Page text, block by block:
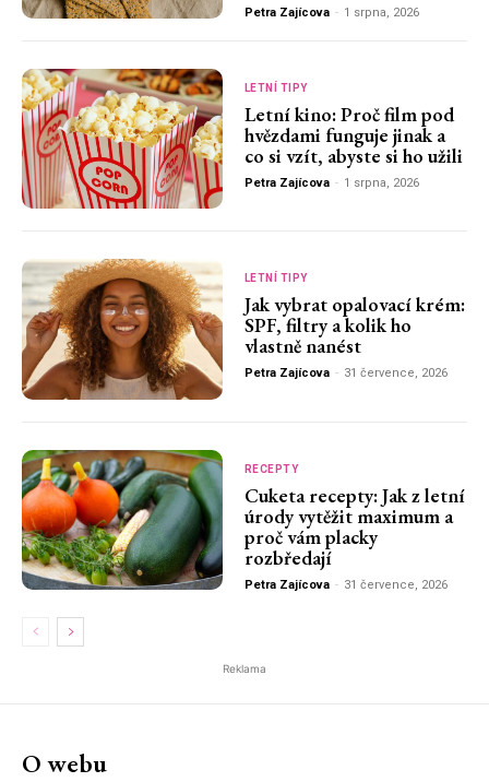
Petra Zajícova - 1 srpna, 2026
LETNÍ TIPY
Letní kino: Proč film pod
hvězdami funguje jinak a
co si vzít, abyste si ho užili
Petra Zajícova - 1 srpna, 2026
LETNÍ TIPY
Jak vybrat opalovací krém:
SPF, filtry a kolik ho
vlastně nanést
Petra Zajícova - 31 července, 2026
RECEPTY
Cuketa recepty: Jak z letní
úrody vytěžit maximum a
proč vám placky
rozbředají
Petra Zajícova - 31 července, 2026
Reklama
O webu